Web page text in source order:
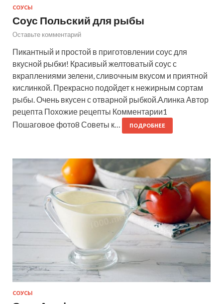
СОУСЫ
Соус Польский для рыбы
Оставьте комментарий
Пикантный и простой в приготовлении соус для
вкусной рыбки! Красивый желтоватый соус с
вкраплениями зелени, сливочным вкусом и приятной
кислинкой. Прекрасно подойдет к нежирным сортам
рыбы. Очень вкусен с отварной рыбкой.Алинка Автор
рецепта Похожие рецепты Комментарии1
Пошаговое фото8 Советы к…
ПОДРОБНЕЕ
СОУСЫ